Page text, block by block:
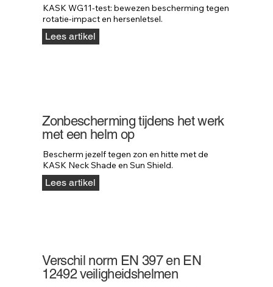
KASK WG11-test: bewezen bescherming tegen
rotatie-impact en hersenletsel.
Lees artikel
Zonbescherming tijdens het werk
met een helm op
Bescherm jezelf tegen zon en hitte met de
KASK Neck Shade en Sun Shield.
Lees artikel
Verschil norm EN 397 en EN
12492 veiligheidshelmen